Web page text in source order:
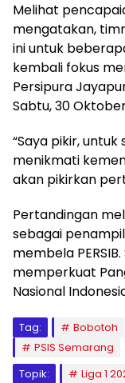
Melihat
mengatakan,
ini untuk
kembali fokus
Persipura
Sabtu, 30 Oktober
“Saya pikir,
menikmati
akan pikirkan
Pertandingan
sebagai
membela
memperkuat
Nasional
Tag: Bobotoh
PSIS Semarang
Topik:
Liga 1